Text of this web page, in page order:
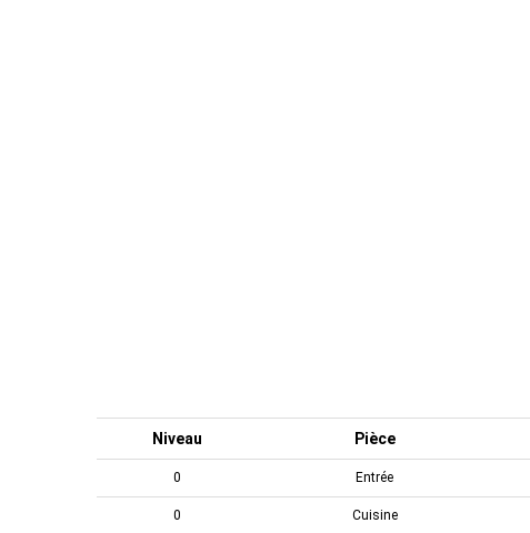
Niveau Pièce
0 Entrée
0 Cuisine